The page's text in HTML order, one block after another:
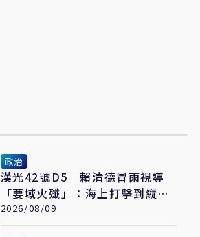
政治
漢光42號D5 賴清德冒雨視導
「要域火殲」：海上打擊到縱深
防禦驗證整體戰力
2026/08/09